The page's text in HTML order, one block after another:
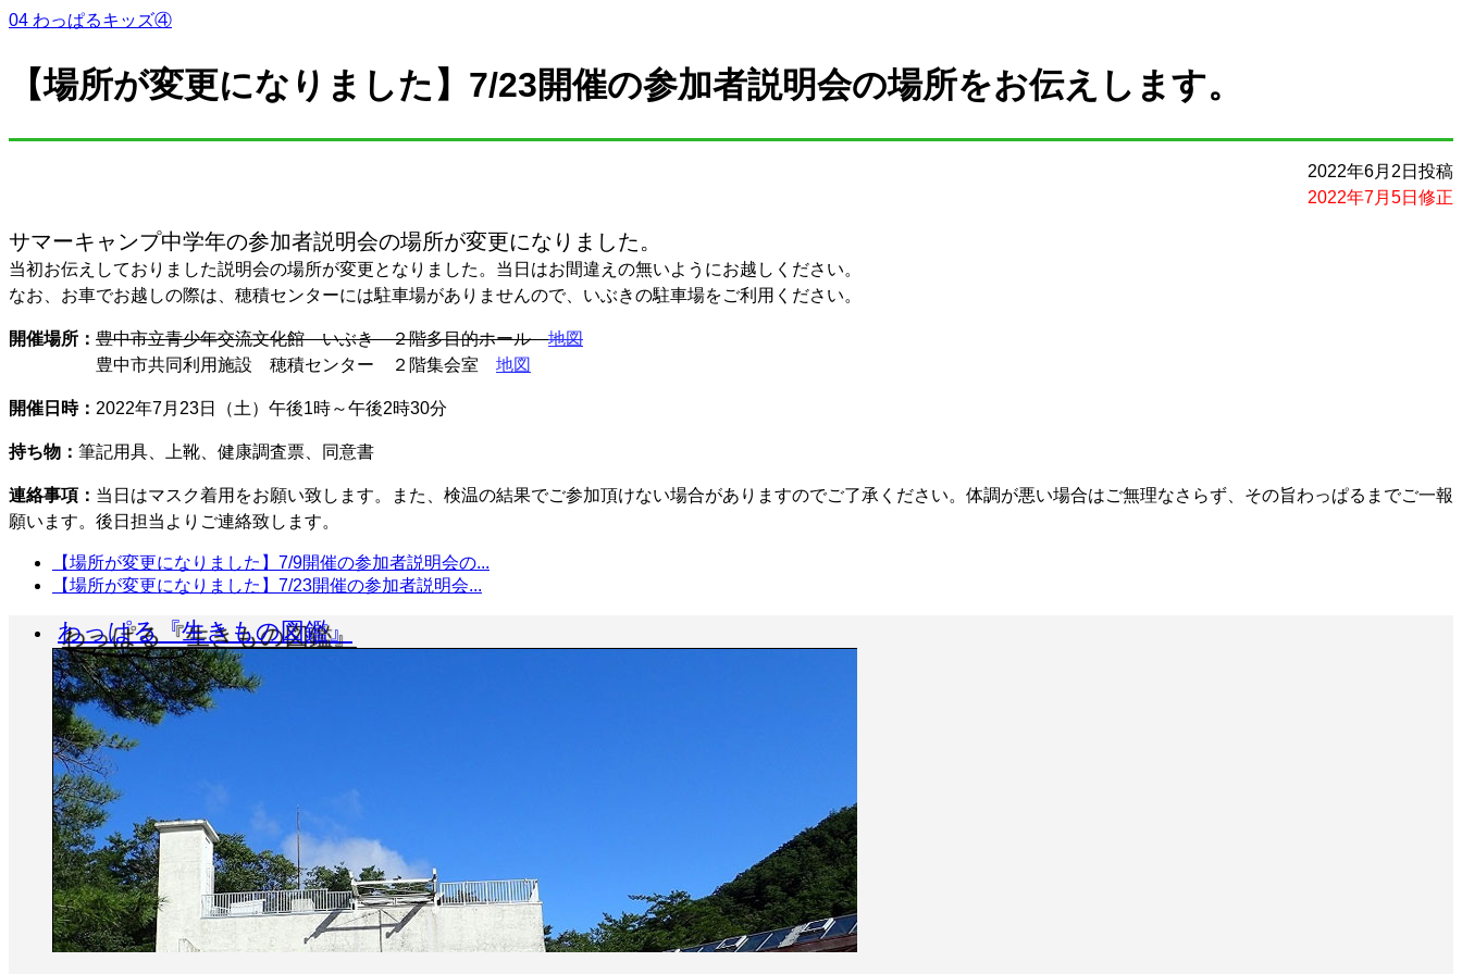
04 わっぱるキッズ④
【場所が変更になりました】7/23開催の参加者説明会の場所をお伝えします。
2022年6月2日投稿
2022年7月5日修正
サマーキャンプ中学年の参加者説明会の場所が変更になりました。
当初お伝えしておりました説明会の場所が変更となりました。当日はお間違えの無いようにお越しください。
なお、お車でお越しの際は、穂積センターには駐車場がありませんので、いぶきの駐車場をご利用ください。
開催場所： 豊中市立青少年交流文化館 いぶき ２階多目的ホール地図
豊中市共同利用施設 穂積センター ２階集会室 地図
開催日時： 2022年7月23日（土）午後1時～午後2時30分
持ち物： 筆記用具、上靴、健康調査票、同意書
連絡事項： 当日はマスク着用をお願い致します。また、検温の結果でご参加頂けない場合がありますのでご了承ください。体調が悪い場合はご無理なさらず、その旨わっぱるまでご一報
願います。後日担当よりご連絡致します。
【場所が変更になりました】7/9開催の参加者説明会の...
【場所が変更になりました】7/23開催の参加者説明会...
わっぱる『生きもの図鑑』